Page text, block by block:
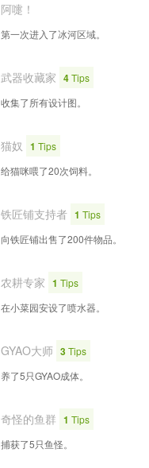
阿嚏！
第一次进入了冰河区域。
武器收藏家 4Tips
收集了所有设计图。
猫奴 1 Tips
给猫咪喂了20次饲料。
铁匠铺支持者 1 Tips
向铁匠铺出售了200件物品。
农耕专家 1 Tips
在小菜园安设了喷水器。
GYAO大师 3Tips
养了5只GYAO成体。
奇怪的鱼群 1 Tips
捕获了5只鱼怪。